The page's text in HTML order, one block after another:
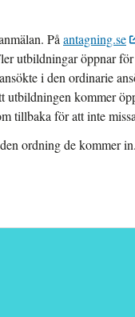
På antagning.se
utbildningar öppnar
i den ordinarie
utbildningen kommer
tillbaka för att inte
ordning de kommer